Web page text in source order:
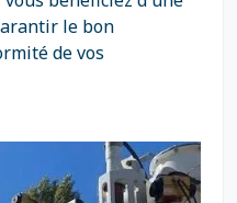
le bon
de vos